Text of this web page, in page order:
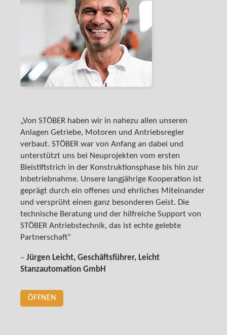
„Von STÖBER haben wir in nahezu allen unseren
Anlagen Getriebe, Motoren und Antriebsregler
verbaut. STÖBER war von Anfang an dabei und
unterstützt uns bei Neuprojekten vom ersten
Bleistiftstrich in der Konstruktionsphase bis hin zur
Inbetriebnahme. Unsere langjährige Kooperation ist
geprägt durch ein offenes und ehrliches Miteinander
und versprüht einen ganz besonderen Geist. Die
technische Beratung und der hilfreiche Support von
STÖBER Antriebstechnik, das ist echte gelebte
Partnerschaft“
– Jürgen Leicht, Geschäftsführer, Leicht
Stanzautomation GmbH
ÖFFNEN